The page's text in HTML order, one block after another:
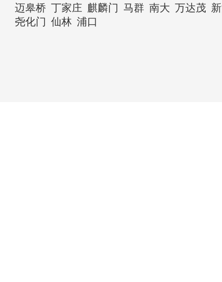
迈皋桥 丁家庄 麒麟门 马群 南大 万达茂
尧化门 仙林 浦口